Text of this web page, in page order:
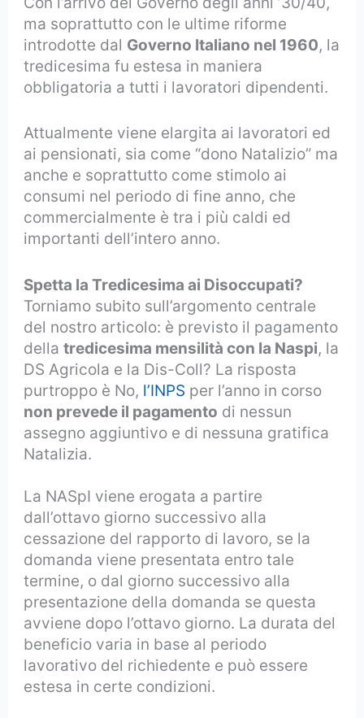
ma soprattutto con le ultime riforme
introdotte dal Governo Italiano nel 1960, la
tredicesima fu estesa in maniera
obbligatoria a tutti i lavoratori dipendenti.
Attualmente viene elargita ai lavoratori ed
ai pensionati, sia come “dono Natalizio” ma
anche e soprattutto come stimolo ai
consumi nel periodo di fine anno, che
commercialmente è tra i più caldi ed
importanti dell’intero anno.
Spetta la Tredicesima ai Disoccupati?
Torniamo subito sull’argomento centrale
del nostro articolo: è previsto il pagamento
dellatredicesima mensilità con la Naspi, la
DS Agricola e la Dis-Coll? La risposta
purtroppo è No, l’INPS per l’anno in corso
non prevede il pagamento di nessun
assegno aggiuntivo e di nessuna gratifica
Natalizia.
La NASpI viene erogata a partire
dall’ottavo giorno successivo alla
cessazione del rapporto di lavoro, se la
domanda viene presentata entro tale
termine, o dal giorno successivo alla
presentazione della domanda se questa
avviene dopo l’ottavo giorno. La durata del
beneficio varia in base al periodo
lavorativo del richiedente e può essere
estesa in certe condizioni.